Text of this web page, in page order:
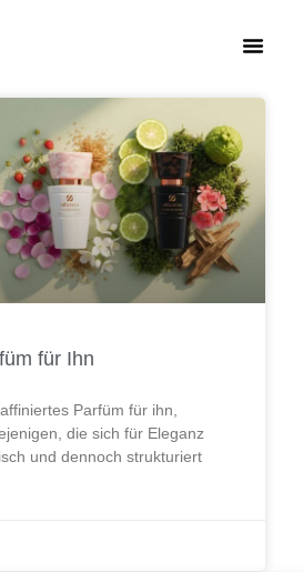
für Ihn
Parfüm für ihn,
die sich für Eleganz
und dennoch strukturiert